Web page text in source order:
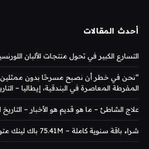
أحدث المقالات
التسارع الكبير في تحول منتجات الألبان
“نحن في خطر أن نصبح مسرحًا بدون
المفرطة المعاصرة في البندقية، إيطاليا –
علاج الشاطئ – ما هو قديم هو الأخبار –
شراء باقة سنوية كاملة – 75.41M باك لينك متوقع | إشراق لنك